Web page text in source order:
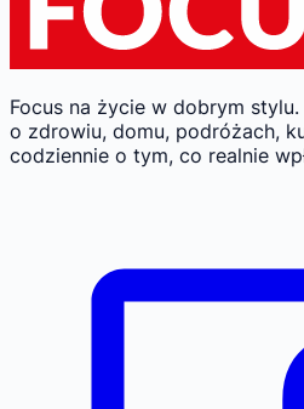
Focus na życie w dobrym stylu.
o zdrowiu, domu, podróżach,
codziennie o tym, co realnie